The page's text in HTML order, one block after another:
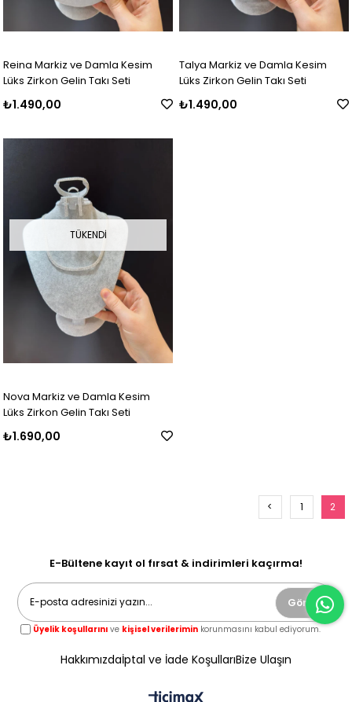
Reina Markiz ve Damla Kesim
Lüks Zirkon Gelin Takı Seti
₺1.490,00
Talya Markiz ve Damla Kesim
Lüks Zirkon Gelin Takı Seti
₺1.490,00
TÜKENDI
Nova Markiz ve Damla Kesim
Lüks Zirkon Gelin Takı Seti
₺1.690,00
< 1 2
E-Bültene kayıt ol fırsat & indirimleri kaçırma!
Gönder
Üyelik koşullarını ve kişisel verilerimin korunmasını kabul ediyorum.
Hakkımızdaİptal ve İade KoşullarıBize Ulaşın